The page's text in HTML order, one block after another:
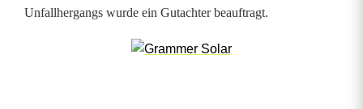
e
Unfallhergangs wurde ein Gutachter beauftragt.